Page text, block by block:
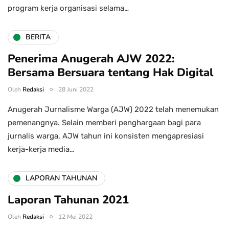
program kerja organisasi selama…
BERITA
Penerima Anugerah AJW 2022:
Bersama Bersuara tentang Hak Digital
Oleh Redaksi 28 Juni 2022
Anugerah Jurnalisme Warga (AJW) 2022 telah menemukan
pemenangnya. Selain memberi penghargaan bagi para
jurnalis warga, AJW tahun ini konsisten mengapresiasi
kerja-kerja media…
LAPORAN TAHUNAN
Laporan Tahunan 2021
Oleh Redaksi 12 Mei 2022